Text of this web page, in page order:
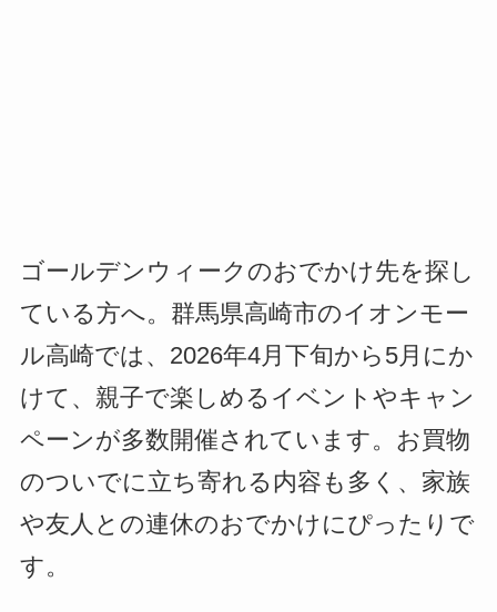
ゴールデンウィークのおでかけ先を探し
ている方へ。群馬県高崎市のイオンモー
ル高崎では、2026年4月下旬から5月にか
けて、親子で楽しめるイベントやキャン
ペーンが多数開催されています。お買物
のついでに立ち寄れる内容も多く、家族
や友人との連休のおでかけにぴったりで
す。